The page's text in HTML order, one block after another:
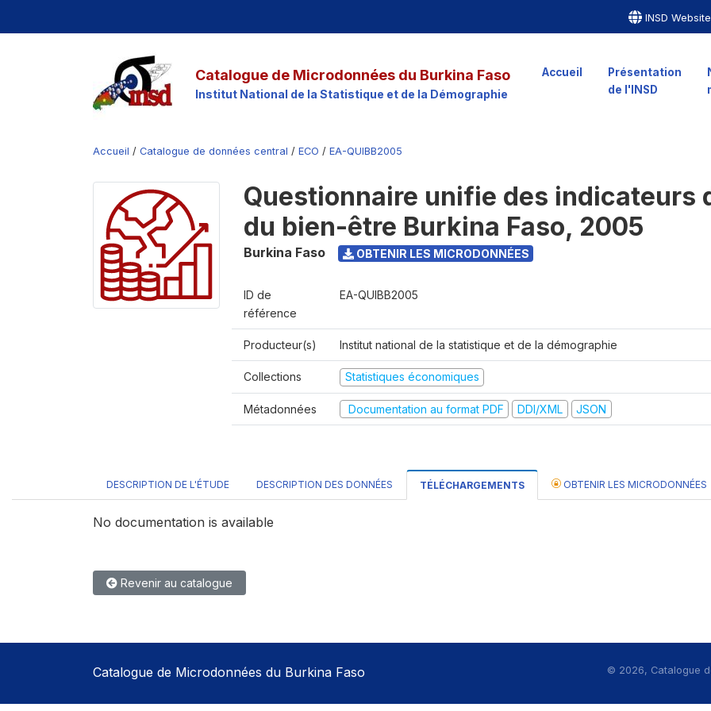
INSD Website
Catalogue de Microdonnées du Burkina Faso
Institut National de la Statistique et de la Démographie
Accueil
Présentation
de l'INSD
Accueil / Catalogue de données central / ECO / EA-QUIBB2005
Questionnaire unifie des indicateurs
du bien-être Burkina Faso, 2005
Burkina Faso OBTENIR LES MICRODONNÉES
ID de
référence
EA-QUIBB2005
Producteur(s) Institut national de la statistique et de la démographie
Collections Statistiques économiques
Métadonnées Documentation au format PDF DDI/XML JSON
DESCRIPTION DE L'ÉTUDE DESCRIPTION DES DONNÉES TÉLÉCHARGEMENTS OBTENIR LES MICRODONNÉES
No documentation is available
Revenir au catalogue
Catalogue de Microdonnées du Burkina Faso © 2026, Catalogue